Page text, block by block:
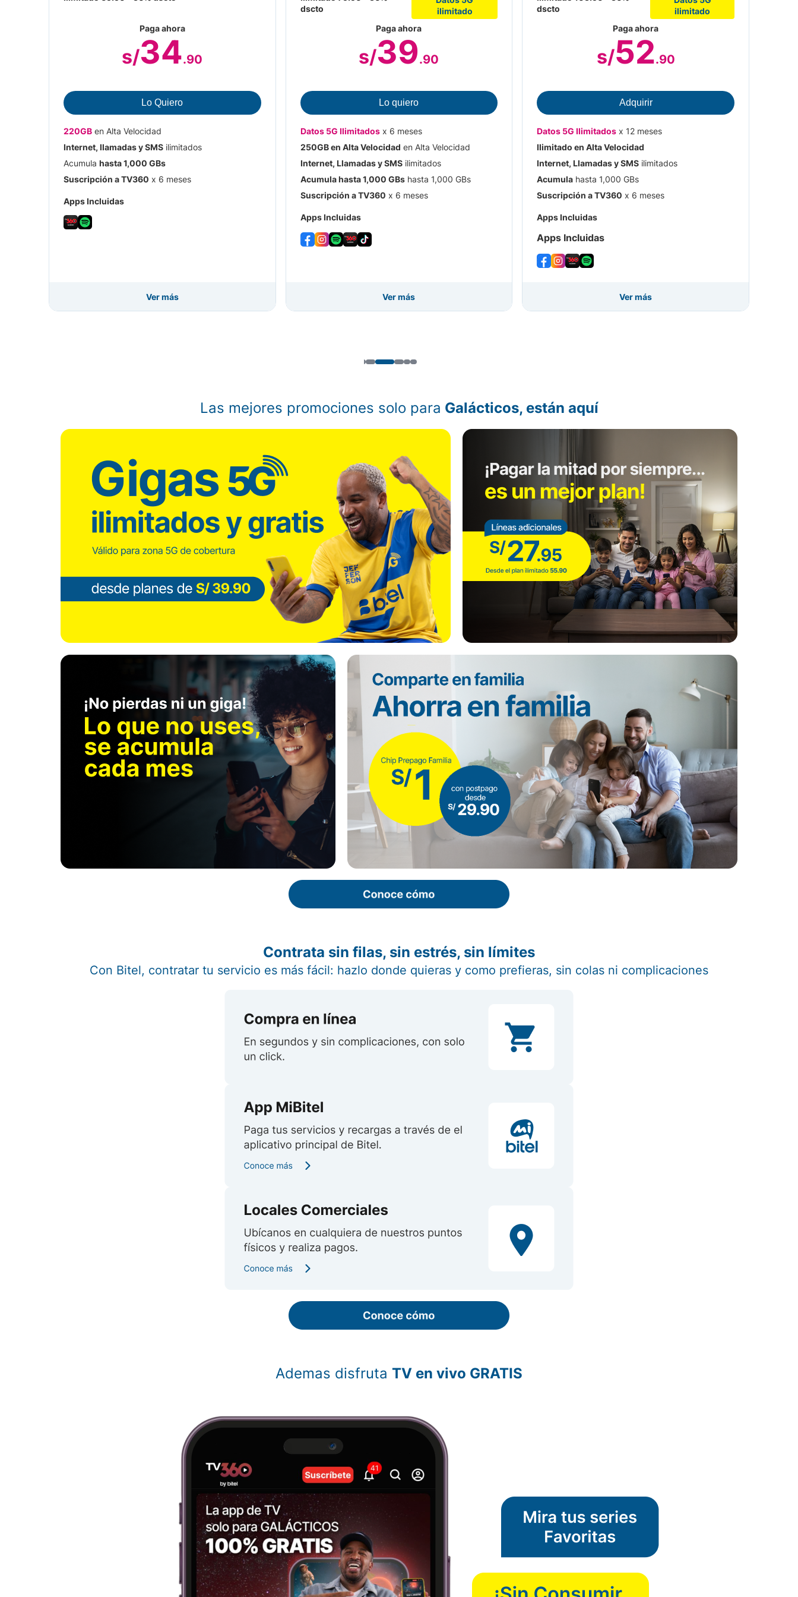
Paga ahora
s/34.90
Lo Quiero
220GB en Alta Velocidad
Internet, llamadas y SMS ilimitados
Acumula hasta 1,000 GBs
Suscripción a TV360 x 6 meses
Apps Incluidas
Ver más
Bono de 15 GB en Spotify por 6 meses
Volver
dscto
ilimitado
Paga ahora
s/39.90
Lo quiero
Datos 5G Ilimitados x 6 meses
250GB en Alta Velocidad en Alta Velocidad
Internet, Llamadas y SMS ilimitados
Acumula hasta 1,000 GBs hasta 1,000 GBs
Suscripción a TV360 x 6 meses
Apps Incluidas
Ver más
velocidad
Bono de 20 GB en Spotify por 6 meses
Suscripción x 6 meses
Bono de 30 GB en Tik Tok por 6 meses
Volver
dscto
ilimitado
Paga ahora
s/52.90
Adquirir
Datos 5G Ilimitados x 12 meses
Ilimitado en Alta Velocidad
Internet, Llamadas y SMS ilimitados
Acumula hasta 1,000 GBs
Suscripción a TV360 x 6 meses
Apps Incluidas
Apps Incluidas
Ver más
Facebook e Instagram full ilimitado en baja
velocidad
Suscripción a TV360 x 6 meses
Bono de 20 GB en Spotify por 6 meses
Volver
Las mejores promociones solo para Galácticos, están aquí
Contrata sin filas, sin estrés, sin límites
Con Bitel, contratar tu servicio es más fácil: hazlo donde quieras y como prefieras, sin colas ni complicaciones
Ademas disfruta TV en vivo GRATIS